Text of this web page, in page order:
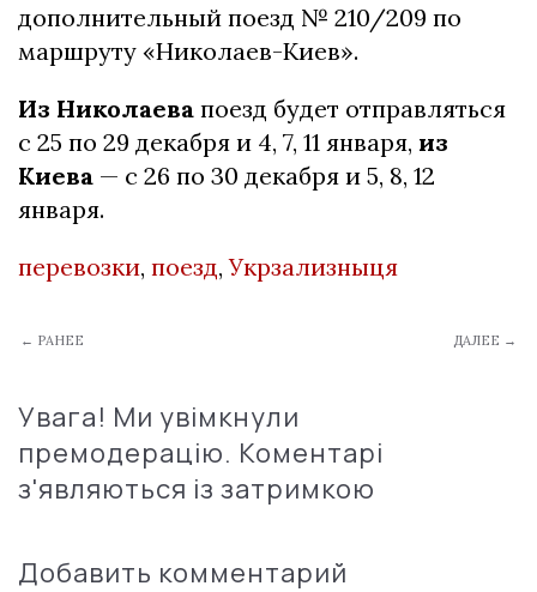
дополнительный поезд № 210/209 по
маршруту «Николаев-Киев».
Из Николаева поезд будет отправляться
с 25 по 29 декабря и 4, 7, 11 января, из
Киева — с 26 по 30 декабря и 5, 8, 12
января.
перевозки, поезд,Укрзализныця
← РАНЕЕ ДАЛЕЕ →
Увага! Ми увімкнули
премодерацію. Коментарі
з'являються із затримкою
Добавить комментарий